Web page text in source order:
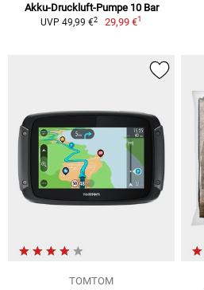
Akku-Druckluft-Pumpe 10 Bar
UVP 49,99 €2 29,99 €1
TOMTOM